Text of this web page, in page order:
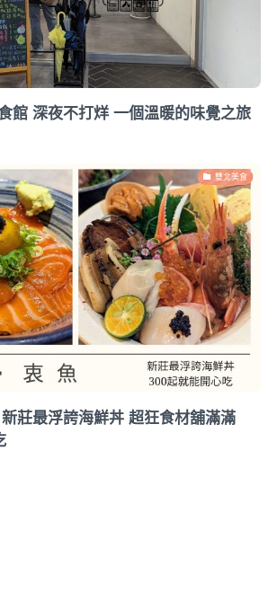
館 深夜不打烊 一個溫暖的味覺之旅
雙北美食
莊最浮誇海鮮丼 超狂食材舖滿滿